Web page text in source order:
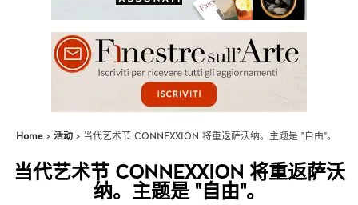
Home 活动 当代艺术节 CONNEXXION 将重返萨沃纳。主题是 "自由"。
当代艺术节 CONNEXXION 将重返萨沃
纳。主题是 "自由"。